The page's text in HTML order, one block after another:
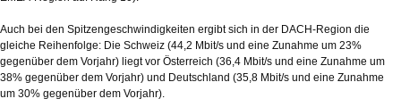
Auch bei den Spitzengeschwindigkeiten ergibt sich in der DACH-Region die
gleiche Reihenfolge: Die Schweiz (44,2 Mbit/s und eine Zunahme um 23%
gegenüber dem Vorjahr) liegt vor Österreich (36,4 Mbit/s und eine Zunahme um
38% gegenüber dem Vorjahr) und Deutschland (35,8 Mbit/s und eine Zunahme
um 30% gegenüber dem Vorjahr).